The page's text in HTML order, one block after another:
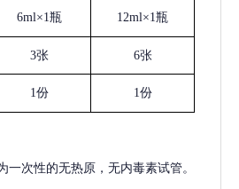
6ml×1瓶 12ml×1瓶
3张 6张
1份 1份
一次性的无热原，无内毒素试管。